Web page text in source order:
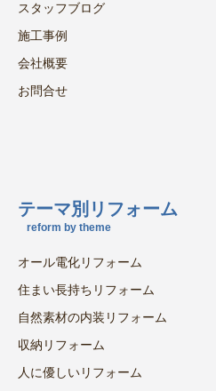
スタッフブログ
施工事例
会社概要
お問合せ
テーマ別リフォーム
reform by theme
オール電化リフォーム
住まい長持ちリフォーム
自然素材の内装リフォーム
収納リフォーム
人に優しいリフォーム